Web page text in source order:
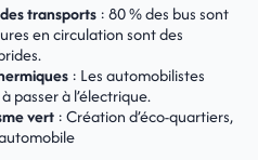
transports : 80 % des bus sont
en circulation sont des
: Les automobilistes
passer à l’électrique.
vert : Création d’éco-quartiers,